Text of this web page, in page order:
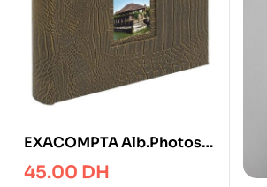
EXACOMPTA Alb.Photos
16X20 KENYA 40p
45.00 DH